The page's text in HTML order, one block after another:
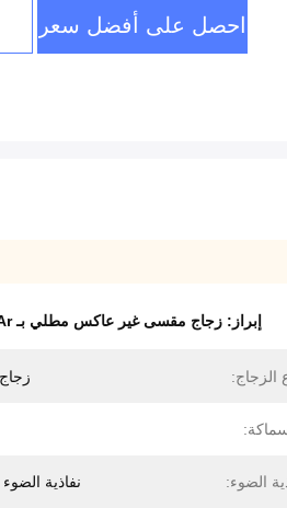
احصل على أفضل سعر
إبراز: زجاج مقسى غير عاكس مطلي بـ Ar
الزجاج:
الضوء: نفاذية الضوء